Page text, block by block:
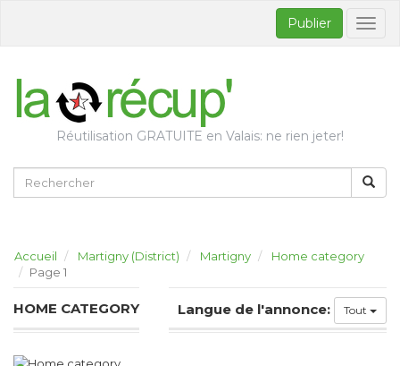
Publier
Réutilisation GRATUITE en Valais: ne rien jeter!
Accueil Martigny (District) Martigny
Home category
Page 1
HOME CATEGORY Langue de l'annonce: Tout